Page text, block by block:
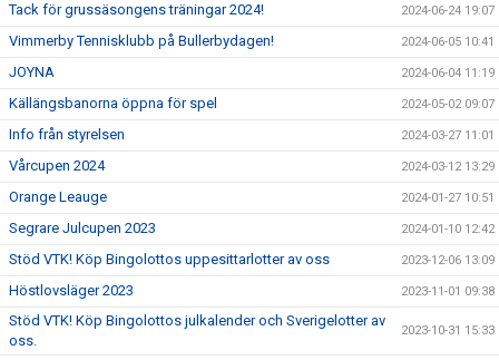
Tack för grussäsongens träningar 2024! 2024-06-24 19:07
Vimmerby Tennisklubb på Bullerbydagen! 2024-06-05 10:41
JOYNA 2024-06-04 11:19
Källängsbanorna öppna för spel 2024-05-02 09:07
Info från styrelsen 2024-03-27 11:01
Vårcupen 2024 2024-03-12 13:29
Orange Leauge 2024-01-27 10:51
Segrare Julcupen 2023 2024-01-10 12:42
Stöd VTK! Köp Bingolottos uppesittarlotter av oss 2023-12-06 13:09
Höstlovsläger 2023 2023-11-01 09:38
Stöd VTK! Köp Bingolottos julkalender och Sverigelotter av
oss.
2023-10-31 15:33